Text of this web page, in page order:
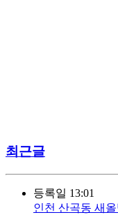
최근글
등록일 13:01
인천 산곡동 새